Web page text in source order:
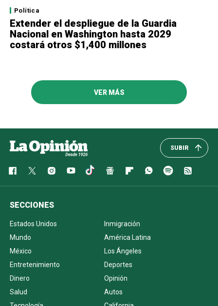
Política
Extender el despliegue de la Guardia
Nacional en Washington hasta 2029
costará otros $1,400 millones
VER MÁS
SUBIR
SECCIONES
Estados Unidos
Inmigración
Mundo
América Latina
México
Los Ángeles
Entretenimiento
Deportes
Dinero
Opinión
Salud
Autos